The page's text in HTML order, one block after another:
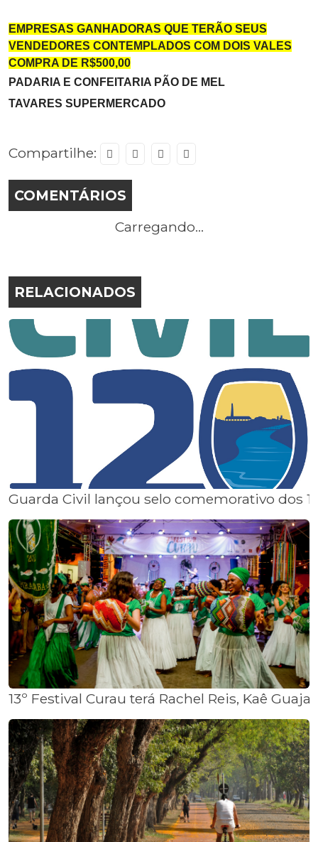
EMPRESAS GANHADORAS QUE TERÃO SEUS
VENDEDORES CONTEMPLADOS COM DOIS VALES
COMPRA DE R$500,00
PADARIA E CONFEITARIA PÃO DE MEL
TAVARES SUPERMERCADO
Compartilhe:
COMENTÁRIOS
Carregando...
RELACIONADOS
Guarda Civil lançou selo comemorativo dos
13º Festival Curau terá Rachel Reis, Kaê